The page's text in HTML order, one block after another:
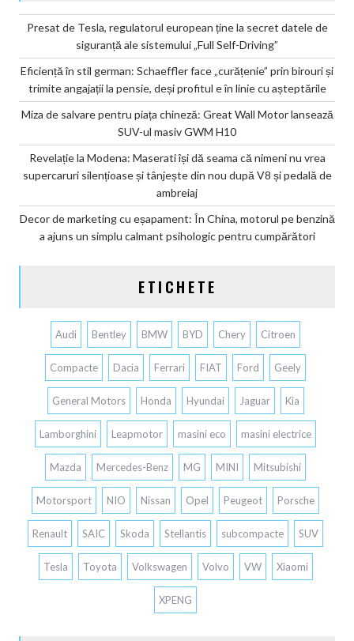
Presat de Tesla, regulatorul european ține la secret datele de
siguranță ale sistemului „Full Self-Driving”
Eficiență în stil german: Schaeffler face „curățenie” prin birouri și
trimite angajații la pensie, deși profitul e în linie cu așteptările
Miza de salvare pentru piața chineză: Great Wall Motor lansează
SUV-ul masiv GWM H10
Revelație la Modena: Maserati își dă seama că nimeni nu vrea
supercaruri silențioase și tânjește din nou după V8 și pedală de
ambreiaj
Decor de marketing cu eșapament: În China, motorul pe benzină
a ajuns un simplu calmant psihologic pentru cumpărători
ETICHETE
Audi Bentley BMW BYD Chery Citroen
Compacte Dacia Ferrari FIAT Ford Geely
General Motors Honda Hyundai Jaguar Kia
Lamborghini Leapmotor masini eco masini electrice
Mazda Mercedes-Benz MG MINI Mitsubishi
Motorsport NIO Nissan Opel Peugeot Porsche
Renault SAIC Skoda Stellantis subcompacte SUV
Tesla Toyota Volkswagen Volvo VW Xiaomi
XPENG